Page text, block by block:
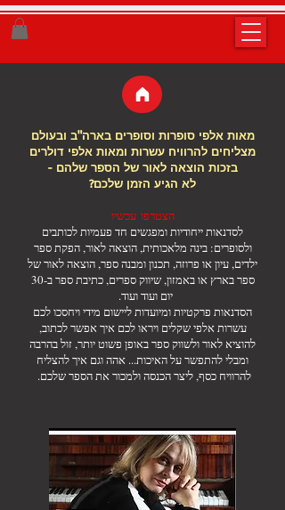
מאות אלפי סופרות וסופרים בארה"ב ובעולם
מצליחים להרוויח עשרות ומאות אלפי דולרים
בזכות הוצאה לאור של הספר שלהם -
לא הגיע הזמן שלכם?
הצטרפו עכשיו
לסדנאות ייחודיות ומפגשים חד פעמיות לכותבים
ולסופרים: בינה מלאכותית, הוצאה לאור, הפקת ספר
ילדים, עיון או פרוזה, תכנון ומבנה ספר, הוצאה לאור של
ספר בארץ או באמזון, שיווק ספרים, כתיבת ספר ב-30
יום ועוד ועוד.
הסדנאות פרקטיות ומיועדות ליישום מידי ויחסכו לכם
עשרות אלפי שקלים ויראו לכם איך אפשר לכתוב,
להוציא לאור ולשווק ספר באופן פשוט יותר, זול בהרבה
ומבלי להתפשר על האיכות... אהה וגם איך להצליח
להרוויח כסף, ליצר הכנסה ולמכור את הספר שלכם.